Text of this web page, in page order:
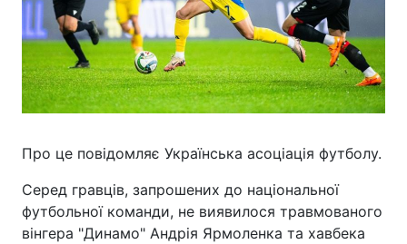
Про це повідомляє Українська асоціація футболу.
Серед гравців, запрошених до національної
футбольної команди, не виявилося травмованого
вінгера "Динамо" Андрія Ярмоленка та хавбека